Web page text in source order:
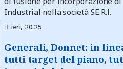
Industrial nella società SE.R.I.
ieri, 20.25
Generali, Donnet: in
tutti target del piano,